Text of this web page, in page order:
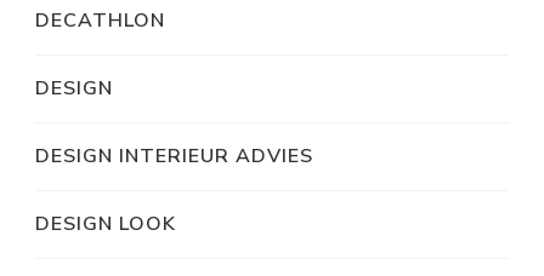
DECATHLON
DESIGN
DESIGN INTERIEUR ADVIES
DESIGN LOOK